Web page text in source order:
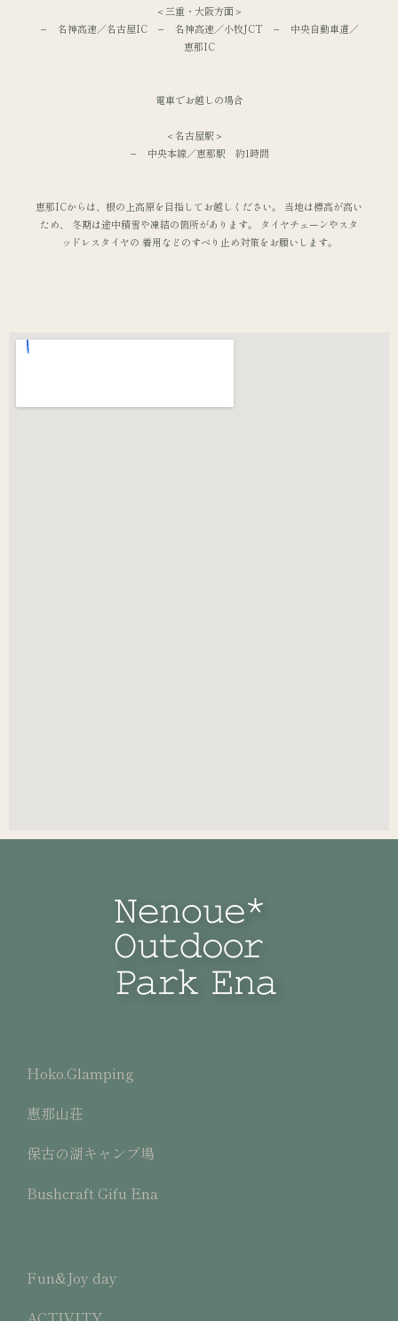
＜三重・大阪方面＞
− 名神高速／名古屋IC − 名神高速／小牧JCT − 中央自動車道／
恵那IC
電車でお越しの場合
＜名古屋駅＞
− 中央本線／恵那駅 約1時間
恵那ICからは、根の上高原を目指してお越しください。 当地は標高が高い
ため、 冬期は途中積雪や凍結の箇所があります。 タイヤチェーンやスタ
ッドレスタイヤの 着用などのすべり止め対策をお願いします。
Hoko.Glamping
恵那山荘
保古の湖キャンプ場
Bushcraft Gifu Ena
Fun&Joy day